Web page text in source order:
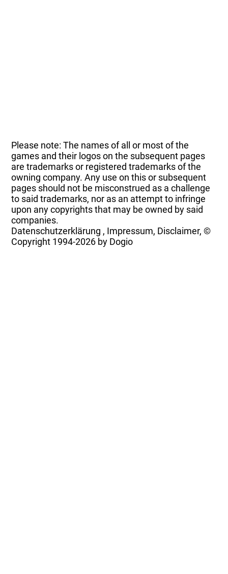
Please note: The names of all or most of the
games and their logos on the subsequent pages
are trademarks or registered trademarks of the
owning company. Any use on this or subsequent
pages should not be misconstrued as a challenge
to said trademarks, nor as an attempt to infringe
upon any copyrights that may be owned by said
companies.
Datenschutzerklärung , Impressum, Disclaimer, ©
Copyright 1994-2026 by Dogio